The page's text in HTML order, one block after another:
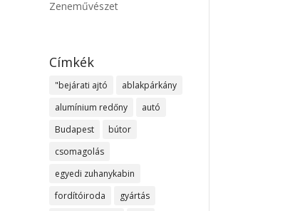
Zeneművészet
Címkék
"bejárati ajtó
ablakpárkány
alumínium redőny
autó
Budapest
bútor
csomagolás
egyedi zuhanykabin
fordítóiroda
gyártás